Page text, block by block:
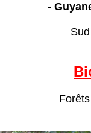
-